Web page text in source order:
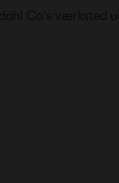
Co's værksted